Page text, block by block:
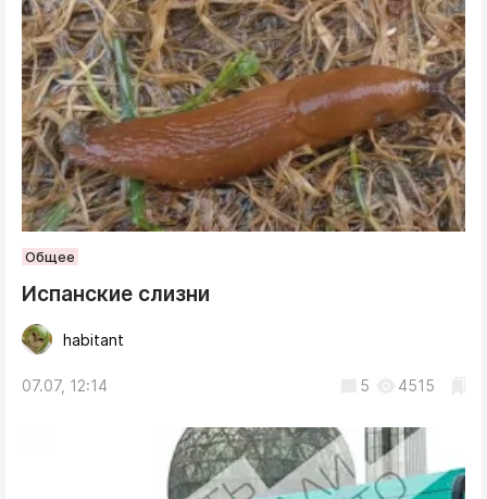
Общее
Испанские слизни
habitant
07.07, 12:14 5 4515